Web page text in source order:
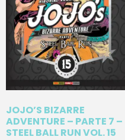
JOJO’S BIZARRE
ADVENTURE – PARTE 7 –
STEEL BALL RUN VOL. 15